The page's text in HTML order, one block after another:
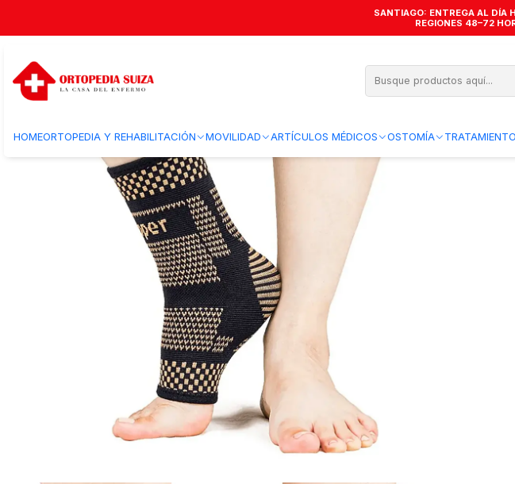
HOMEORTOPEDIA Y REHABILITACIÓN MOVILIDAD ARTÍCULOS MÉDICOS OSTOMÍA
SANTIAGO: ENTREGA AL DÍA
REGIONES 48–72
Tobillera Fibra de Cobre - STRATTO